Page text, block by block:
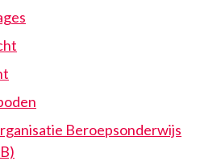
Beroepsonderwijs